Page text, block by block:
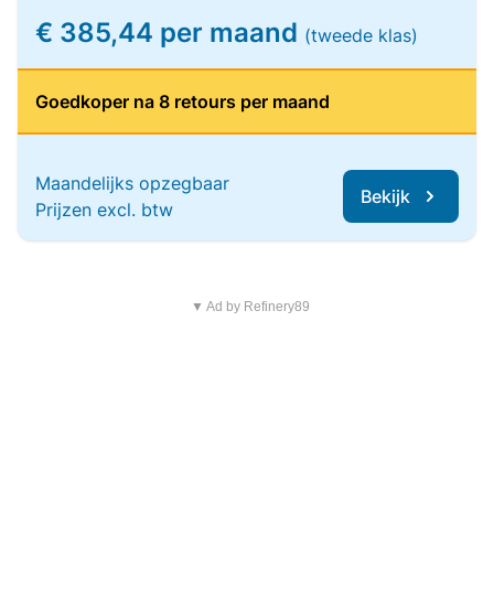
€ 385,44 per maand (tweede klas)
Goedkoper na 8 retours per maand
Maandelijks opzegbaar
Prijzen excl. btw
Bekijk
▼ Ad by Refinery89